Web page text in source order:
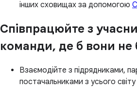
інших сховищах за допомогою
Співпрацюйте з
команди, де б вони не
Взаємодійте з підрядниками,
постачальниками з усього